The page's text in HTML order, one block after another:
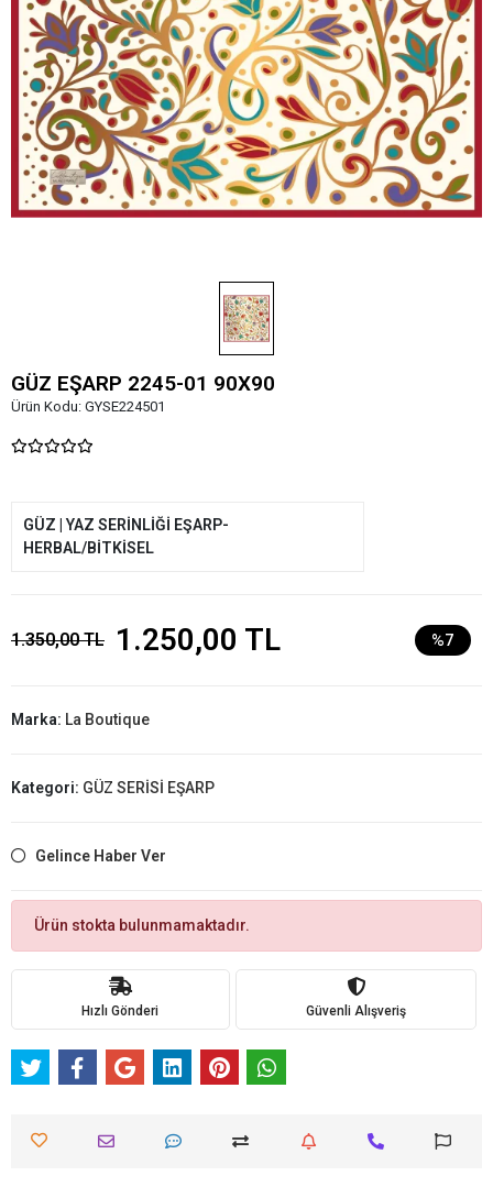
GÜZ EŞARP 2245-01 90X90
Ürün Kodu: GYSE224501
GÜZ | YAZ SERİNLİĞİ EŞARP-
HERBAL/BİTKİSEL
1.350,00 TL 1.250,00 TL %7
Marka: La Boutique
Kategori: GÜZ SERİSİ EŞARP
Gelince Haber Ver
Ürün stokta bulunmamaktadır.
Hızlı Gönderi Güvenli Alışveriş